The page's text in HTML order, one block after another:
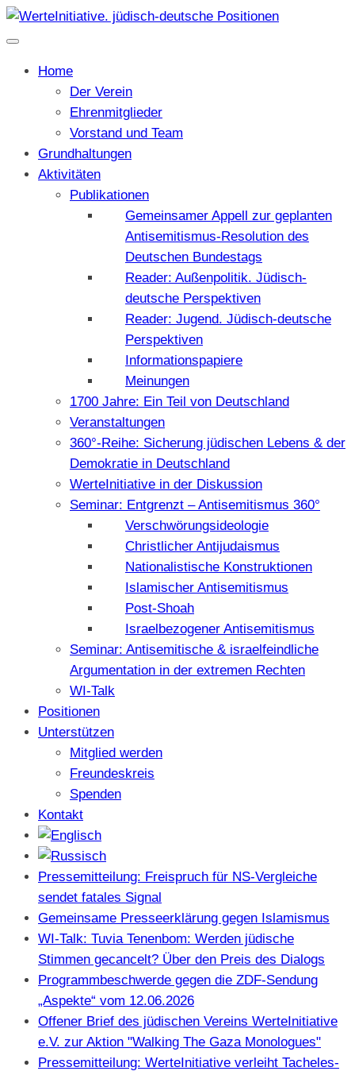
Home
Der Verein
Ehrenmitglieder
Vorstand und Team
Grundhaltungen
Aktivitäten
Publikationen
Gemeinsamer Appell zur geplanten
Antisemitismus-Resolution des
Deutschen Bundestags
Reader: Außenpolitik. Jüdisch-
deutsche Perspektiven
Reader: Jugend. Jüdisch-deutsche
Perspektiven
Informationspapiere
Meinungen
1700 Jahre: Ein Teil von Deutschland
Veranstaltungen
360°-Reihe: Sicherung jüdischen Lebens & der
Demokratie in Deutschland
WerteInitiative in der Diskussion
Seminar: Entgrenzt – Antisemitismus 360°
Verschwörungsideologie
Christlicher Antijudaismus
Nationalistische Konstruktionen
Islamischer Antisemitismus
Post-Shoah
Israelbezogener Antisemitismus
Seminar: Antisemitische & israelfeindliche
Argumentation in der extremen Rechten
WI-Talk
Positionen
Unterstützen
Mitglied werden
Freundeskreis
Spenden
Kontakt
Pressemitteilung: Freispruch für NS-Vergleiche
sendet fatales Signal
Gemeinsame Presseerklärung gegen Islamismus
WI-Talk: Tuvia Tenenbom: Werden jüdische
Stimmen gecancelt? Über den Preis des Dialogs
Programmbeschwerde gegen die ZDF-Sendung
„Aspekte“ vom 12.06.2026
Offener Brief des jüdischen Vereins WerteInitiative
e.V. zur Aktion "Walking The Gaza Monologues"
Pressemitteilung: WerteInitiative verleiht Tacheles-